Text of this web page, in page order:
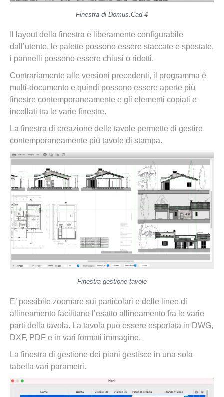
Finestra di Domus.Cad 4
Il layout della finestra è liberamente configurabile
dall’utente, le palette possono essere staccate e spostate,
i pannelli possono essere chiusi o ridotti.
Contrariamente alle versioni precedenti, il programma è
multi-documento e quindi possono essere aperte più
finestre contemporaneamente e gli elementi copiati e
incollati tra le varie finestre.
La finestra di creazione delle tavole permette di gestire
contemporaneamente più tavole di stampa.
Finestra gestione tavole
E’ possibile zoomare sui particolari e delle linee di
allineamento facilitano l’esatto allineamento fra le varie
parti della tavola. La tavola può essere esportata in DWG,
DXF, PDF e in vari formati immagine.
La finestra di gestione dei piani gestisce in una sola
tabella vari parametri.